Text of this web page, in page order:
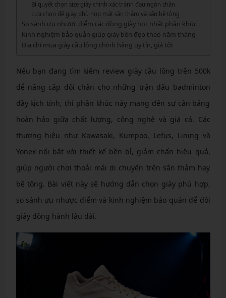
Bí quyết chọn size giày chính xác tránh đau ngón chân
Lựa chọn đế giày phù hợp mặt sân thảm và sân bê tông
So sánh ưu nhược điểm các dòng giày hot nhất phân khúc
Kinh nghiệm bảo quản giúp giày bền đẹp theo năm tháng
Địa chỉ mua giày cầu lông chính hãng uy tín, giá tốt
Nếu bạn đang tìm kiếm review giày cầu lông trên 500k
để nâng cấp đôi chân cho những trận đấu badminton
đầy kịch tính, thì phân khúc này mang đến sự cân bằng
hoàn hảo giữa chất lượng, công nghệ và giá cả. Các
thương hiệu như Kawasaki, Kumpoo, Lefus, Lining và
Yonex nổi bật với thiết kế bền bỉ, giảm chấn hiệu quả,
giúp người chơi thoải mái di chuyển trên sân thảm hay
bê tông. Bài viết này sẽ hướng dẫn chọn giày phù hợp,
so sánh ưu nhược điểm và kinh nghiệm bảo quản để đôi
giày đồng hành lâu dài.